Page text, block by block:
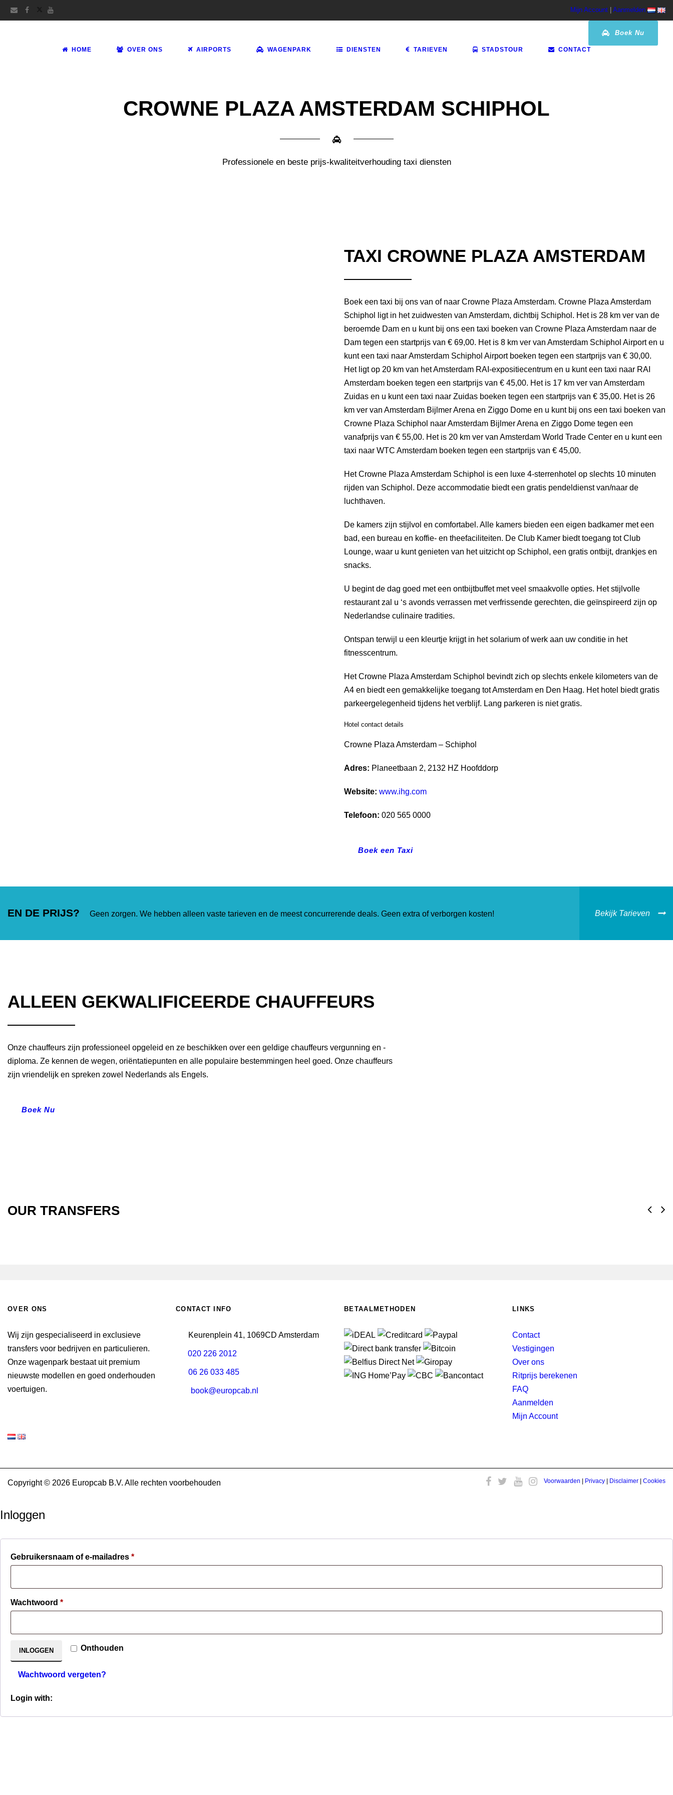
Mijn Account Aanmelden
Boek Nu
HOME OVER ONS AIRPORTS WAGENPARK DIENSTEN TARIEVEN STADSTOUR CONTACT
CROWNE PLAZA AMSTERDAM SCHIPHOL
Professionele en beste prijs-kwaliteitverhouding taxi diensten
TAXI CROWNE PLAZA AMSTERDAM
Boek een taxi bij ons van of naar Crowne Plaza Amsterdam. Crowne Plaza Amsterdam
Schiphol ligt in het zuidwesten van Amsterdam, dichtbij Schiphol. Het is 28 km ver van de
beroemde Dam en u kunt bij ons een taxi boeken van Crowne Plaza Amsterdam naar de
Dam tegen een startprijs van € 69,00. Het is 8 km ver van Amsterdam Schiphol Airport en u
kunt een taxi naar Amsterdam Schiphol Airport boeken tegen een startprijs van € 30,00.
Het ligt op 20 km van het Amsterdam RAI-expositiecentrum en u kunt een taxi naar RAI
Amsterdam boeken tegen een startprijs van € 45,00. Het is 17 km ver van Amsterdam
Zuidas en u kunt een taxi naar Zuidas boeken tegen een startprijs van € 35,00. Het is 26
km ver van Amsterdam Bijlmer Arena en Ziggo Dome en u kunt bij ons een taxi boeken van
Crowne Plaza Schiphol naar Amsterdam Bijlmer Arena en Ziggo Dome tegen een
vanafprijs van € 55,00. Het is 20 km ver van Amsterdam World Trade Center en u kunt een
taxi naar WTC Amsterdam boeken tegen een startprijs van € 45,00.
Het Crowne Plaza Amsterdam Schiphol is een luxe 4-sterrenhotel op slechts 10 minuten
rijden van Schiphol. Deze accommodatie biedt een gratis pendeldienst van/naar de
luchthaven.
De kamers zijn stijlvol en comfortabel. Alle kamers bieden een eigen badkamer met een
bad, een bureau en koffie- en theefaciliteiten. De Club Kamer biedt toegang tot Club
Lounge, waar u kunt genieten van het uitzicht op Schiphol, een gratis ontbijt, drankjes en
snacks.
U begint de dag goed met een ontbijtbuffet met veel smaakvolle opties. Het stijlvolle
restaurant zal u ‘s avonds verrassen met verfrissende gerechten, die geïnspireerd zijn op
Nederlandse culinaire tradities.
Ontspan terwijl u een kleurtje krijgt in het solarium of werk aan uw conditie in het
fitnesscentrum.
Het Crowne Plaza Amsterdam Schiphol bevindt zich op slechts enkele kilometers van de
A4 en biedt een gemakkelijke toegang tot Amsterdam en Den Haag. Het hotel biedt gratis
parkeergelegenheid tijdens het verblijf. Lang parkeren is niet gratis.
Hotel contact details
Crowne Plaza Amsterdam – Schiphol
Adres: Planeetbaan 2, 2132 HZ Hoofddorp
Website: www.ihg.com
Telefoon: 020 565 0000
Boek een Taxi
EN DE PRIJS? Geen zorgen. We hebben alleen vaste tarieven en de meest concurrerende deals. Geen extra of verborgen kosten! Bekijk Tarieven
ALLEEN GEKWALIFICEERDE CHAUFFEURS
Onze chauffeurs zijn professioneel opgeleid en ze beschikken over een geldige chauffeurs vergunning en -
diploma. Ze kennen de wegen, oriëntatiepunten en alle populaire bestemmingen heel goed. Onze chauffeurs
zijn vriendelijk en spreken zowel Nederlands als Engels.
Boek Nu
OUR TRANSFERS
OVER ONS
Wij zijn gespecialiseerd in exclusieve
transfers voor bedrijven en particulieren.
Onze wagenpark bestaat uit premium
nieuwste modellen en goed onderhouden
voertuigen.
CONTACT INFO
Keurenplein 41, 1069CD Amsterdam
020 226 2012
06 26 033 485
book@europcab.nl
BETAALMETHODEN LINKS
Contact
Vestigingen
Over ons
Ritprijs berekenen
FAQ
Aanmelden
Mijn Account
Copyright © 2026 Europcab B.V. Alle rechten voorbehouden Voorwaarden Privacy Disclaimer Cookies
Inloggen
Gebruikersnaam of e-mailadres *Verplicht
Wachtwoord *Verplicht
Onthouden
INLOGGEN
Wachtwoord vergeten?
Login with: